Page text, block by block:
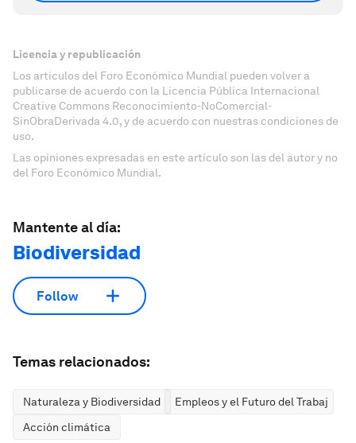
Licencia y republicación
Los artículos del Foro Económico Mundial pueden volver a
publicarse de acuerdo con la Licencia Pública Internacional
Creative Commons Reconocimiento-NoComercial-
SinObraDerivada 4.0, y de acuerdo con nuestras condiciones de
uso.
Las opiniones expresadas en este artículo son las del autor y no
del Foro Económico Mundial.
Mantente al día:
Biodiversidad
Follow
Temas relacionados:
Naturaleza y Biodiversidad
Empleos y el Futuro del Trabajo
Acción climática